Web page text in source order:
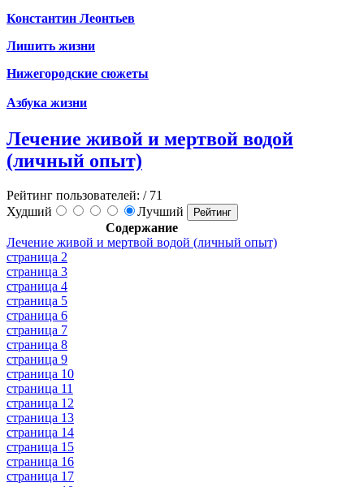
Константин Леонтьев
Лишить жизни
Нижегородские сюжеты
Азбука жизни
Лечение живой и мертвой водой
(личный опыт)
Рейтинг пользователей: / 71
Худший
Лучший
Содержание
Лечение живой и мертвой водой (личный опыт)
страница 2
страница 3
страница 4
страница 5
страница 6
страница 7
страница 8
страница 9
страница 10
страница 11
страница 12
страница 13
страница 14
страница 15
страница 16
страница 17